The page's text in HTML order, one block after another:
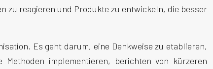
zu reagieren und Produkte zu entwickeln, die besser
Es geht darum, eine Denkweise zu etablieren,
implementieren, berichten von kürzeren